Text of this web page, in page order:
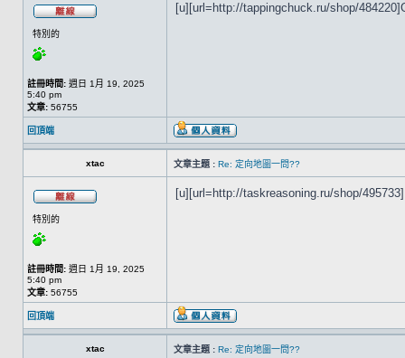
特別的
註冊時間: 週日 1月 19, 2025
5:40 pm
文章: 56755
[u][url=http://tappingchuck.ru/shop/
回頂端
xtac 文章主題 : Re: 定向地圖一問??
特別的
註冊時間: 週日 1月 19, 2025
5:40 pm
文章: 56755
[u][url=http://taskreasoning.ru/shop/
回頂端
xtac 文章主題 : Re: 定向地圖一問??